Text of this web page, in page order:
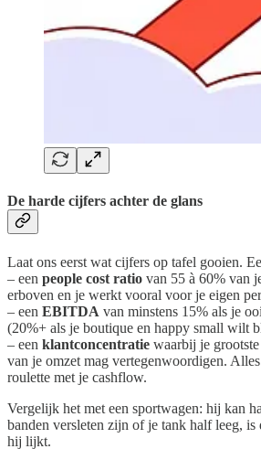
De harde cijfers achter de glans
Laat ons eerst wat cijfers op tafel gooien.
– een people cost ratio van 55 à 60% van
erboven en je werkt vooral voor je eigen
– een EBITDA van minstens 15% als je
(20%+ als je boutique en happy small wilt
– een klantconcentratie waarbij je
van je omzet mag vertegenwoordigen.
roulette met je cashflow.
Vergelijk het met een sportwagen: hij kan
banden versleten zijn of je tank half leeg, is
hij lijkt.